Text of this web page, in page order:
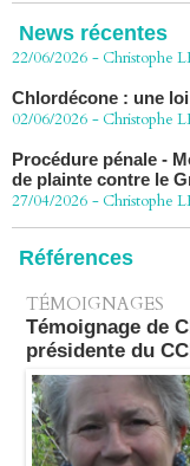
News récentes
22/06/2026 -Christophe
02/06/2026 -Christophe
de plainte contre le
27/04/2026 -Christophe
07/04/2026 -Christophe
Références
TÉMOIGNAGES
Témoignage de
présidente du